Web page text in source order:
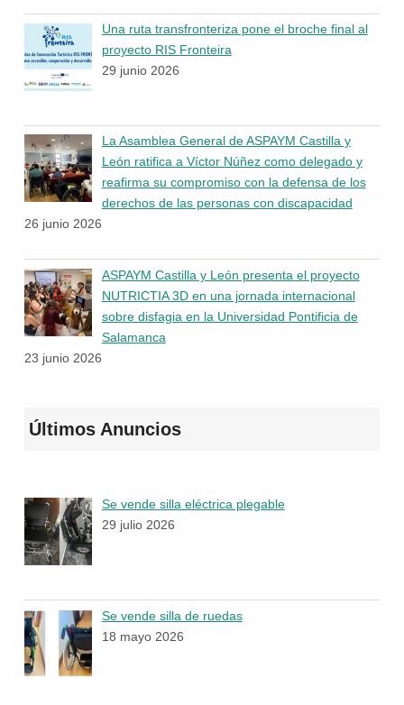
Una ruta transfronteriza pone el broche final al
proyecto RIS Fronteira
29 junio 2026
La Asamblea General de ASPAYM Castilla y
León ratifica a Víctor Núñez como delegado y
reafirma su compromiso con la defensa de los
derechos de las personas con discapacidad
26 junio 2026
ASPAYM Castilla y León presenta el proyecto
NUTRICTIA 3D en una jornada internacional
sobre disfagia en la Universidad Pontificia de
Salamanca
23 junio 2026
Últimos Anuncios
Se vende silla eléctrica plegable
29 julio 2026
Se vende silla de ruedas
18 mayo 2026